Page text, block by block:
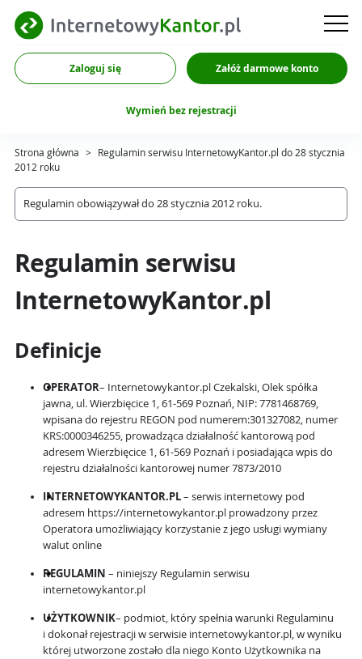
Zaloguj się Załóż darmowe konto
Wymień bez rejestracji
Strona główna > Regulamin serwisu InternetowyKantor.pl do 28 stycznia
2012 roku
Regulamin obowiązywał do 28 stycznia 2012 roku.
Regulamin serwisu
InternetowyKantor.pl
Definicje
OPERATOR– Internetowykantor.pl Czekalski, Olek spółka
jawna, ul. Wierzbięcice 1, 61-569 Poznań, NIP: 7781468769,
wpisana do rejestru REGON pod numerem:301327082, numer
KRS:0000346255, prowadząca działalność kantorową pod
adresem Wierzbięcice 1, 61-569 Poznań i posiadająca wpis do
rejestru działalności kantorowej numer 7873/2010
INTERNETOWYKANTOR.PL– serwis internetowy pod
adresem https://internetowykantor.pl prowadzony przez
Operatora umożliwiający korzystanie z jego usługi wymiany
walut online
REGULAMIN – niniejszy Regulamin serwisu
internetowykantor.pl
UŻYTKOWNIK– podmiot, który spełnia warunki Regulaminu
i dokonał rejestracji w serwisie internetowykantor.pl, w wyniku
której utworzone zostało dla niego Konto Użytkownika na